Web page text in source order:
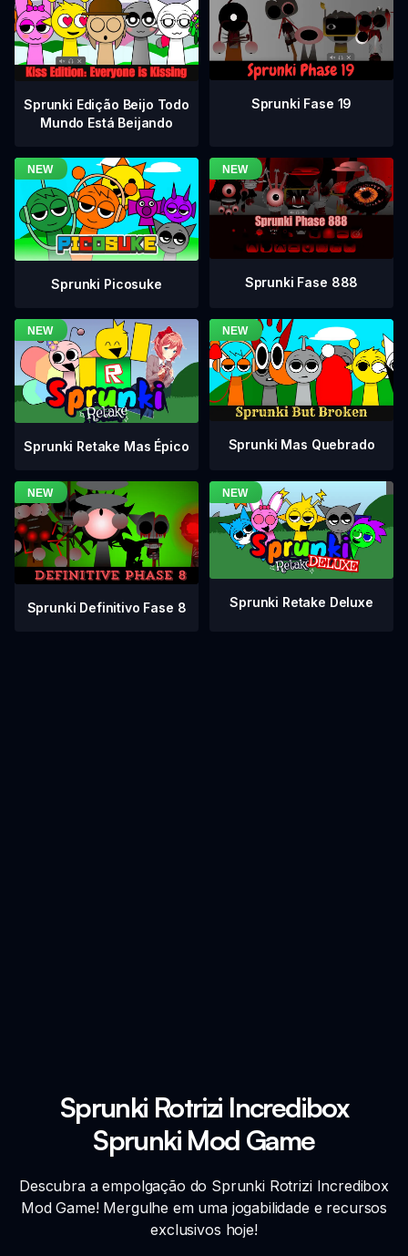
Sprunki Edição Beijo Todo
Mundo Está Beijando
Sprunki Fase 19
Sprunki Picosuke Sprunki Fase 888
Sprunki Retake Mas Épico Sprunki Mas Quebrado
Sprunki Definitivo Fase 8 Sprunki Retake Deluxe
Sprunki Rotrizi Incredibox
Sprunki Mod Game
Descubra a empolgação do Sprunki Rotrizi Incredibox
Mod Game! Mergulhe em uma jogabilidade e recursos
exclusivos hoje!